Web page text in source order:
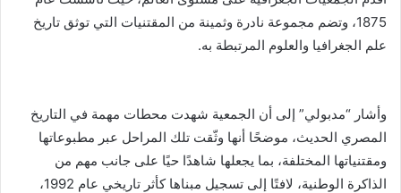
1875، وتضم مجموعة نادرة وثمينة من المقتنيات التي توثق تاريخ
علم الجغرافيا والعلوم المرتبطة به.
وأشار “مدبولي” إلى أن الجمعية شهدت محطات مهمة في التاريخ
المصري الحديث، موضحًا أنها وثّقت تلك المراحل عبر مطبوعاتها
ومقتنياتها المختلفة، بما يجعلها شاهدًا حيًا على جانب مهم من
الذاكرة الوطنية، لافتًا إلى تسجيل مبناها كأثر تاريخي عام 1992،